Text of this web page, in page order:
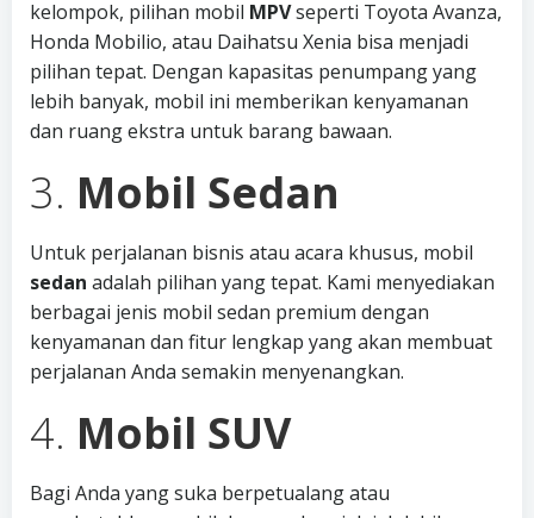
kelompok, pilihan mobil MPVseperti Toyota Avanza,
Honda Mobilio, atau Daihatsu Xenia bisa menjadi
pilihan tepat. Dengan kapasitas penumpang yang
lebih banyak, mobil ini memberikan kenyamanan
dan ruang ekstra untuk barang bawaan.
3. Mobil Sedan
Untuk perjalanan bisnis atau acara khusus, mobil
sedan adalah pilihan yang tepat. Kami menyediakan
berbagai jenis mobil sedan premium dengan
kenyamanan dan fitur lengkap yang akan membuat
perjalanan Anda semakin menyenangkan.
4. Mobil SUV
Bagi Anda yang suka berpetualang atau